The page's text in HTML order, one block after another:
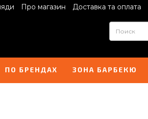
Про магазин Доставка та оплата
ПО БРЕНДАХ ЗОНА БАРБЕКЮ